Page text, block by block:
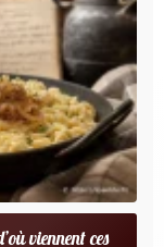
viennent ces